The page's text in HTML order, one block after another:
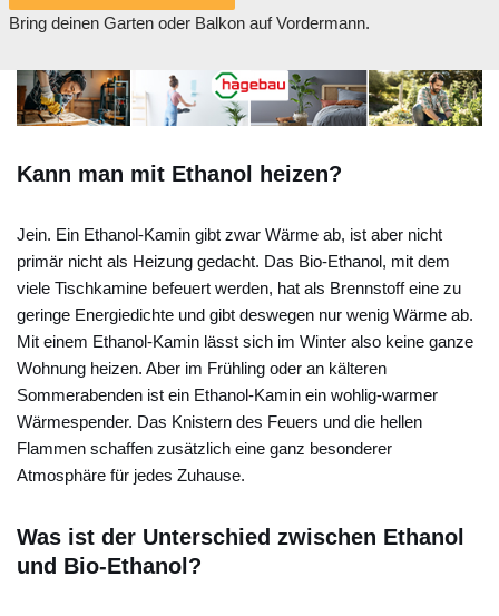
Bring deinen Garten oder Balkon auf Vordermann.
Kann man mit Ethanol heizen?
Jein. Ein Ethanol-Kamin gibt zwar Wärme ab, ist aber nicht
primär nicht als Heizung gedacht. Das Bio-Ethanol, mit dem
viele Tischkamine befeuert werden, hat als Brennstoff eine zu
geringe Energiedichte und gibt deswegen nur wenig Wärme ab.
Mit einem Ethanol-Kamin lässt sich im Winter also keine ganze
Wohnung heizen. Aber im Frühling oder an kälteren
Sommerabenden ist ein Ethanol-Kamin ein wohlig-warmer
Wärmespender. Das Knistern des Feuers und die hellen
Flammen schaffen zusätzlich eine ganz besonderer
Atmosphäre für jedes Zuhause.
Was ist der Unterschied zwischen Ethanol
und Bio-Ethanol?